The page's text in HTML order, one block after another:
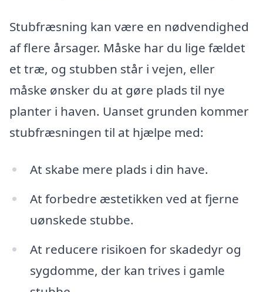
Stubfræsning kan være en nødvendighed
af flere årsager. Måske har du lige fældet
et træ, og stubben står i vejen, eller
måske ønsker du at gøre plads til nye
planter i haven. Uanset grunden kommer
stubfræsningen til at hjælpe med:
At skabe mere plads i din have.
At forbedre æstetikken ved at fjerne
uønskede stubbe.
At reducere risikoen for skadedyr og
sygdomme, der kan trives i gamle